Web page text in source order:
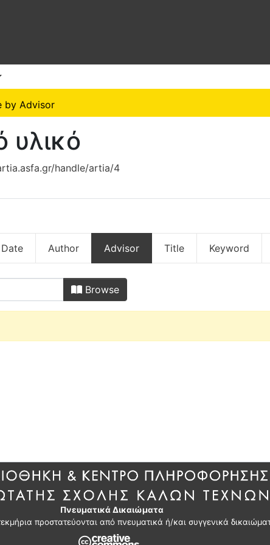
by Advisor
υλικό
handle/artia/4
Author Advisor Title Keyword
υλικό by Advisor
Browse
Πνευματικά Δικαιώματα
προστατεύονται από πνευματικά ή/και συγγενικά